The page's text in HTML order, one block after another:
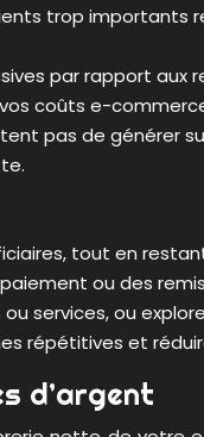
trop
par rapport aux
coûts e-
pas de générer
tout en
ou des
services, ou
répétitives et
d’argent